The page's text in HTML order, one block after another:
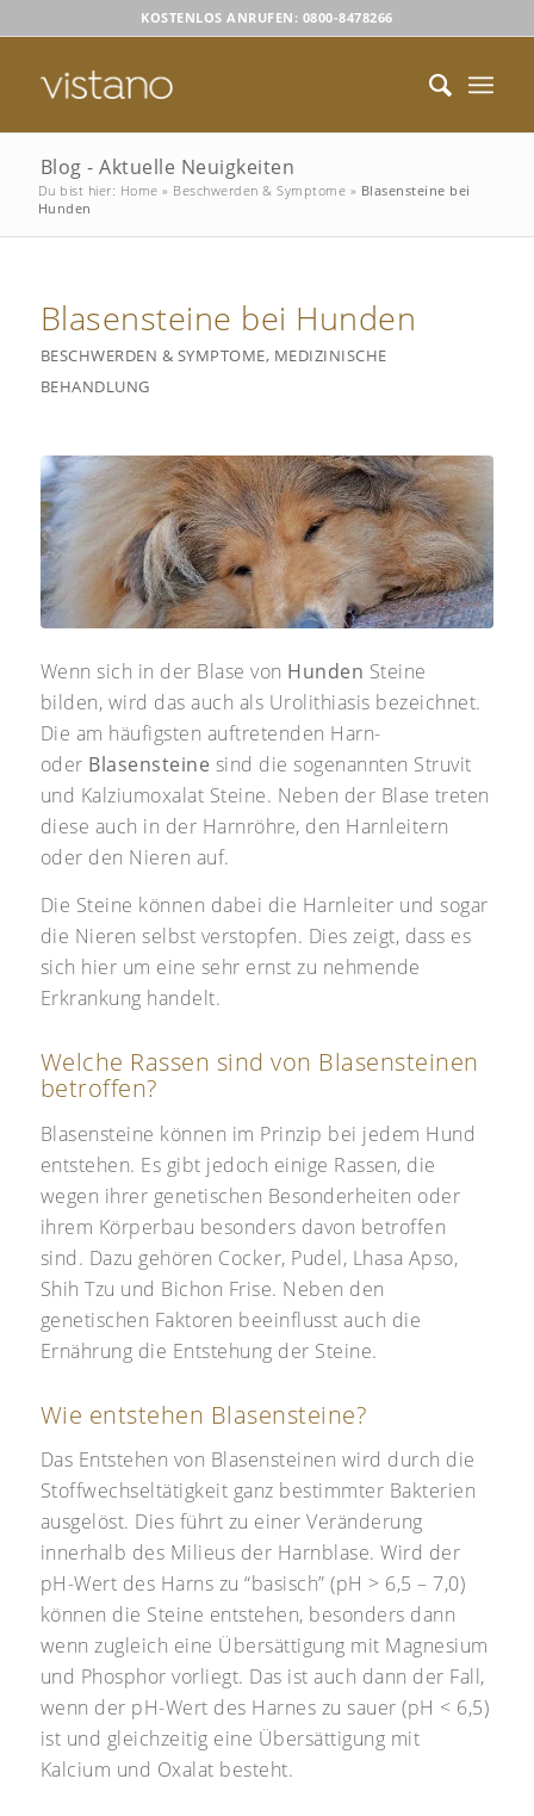
KOSTENLOS ANRUFEN: 0800-8478266
Blog - Aktuelle Neuigkeiten
Du bist hier: Home » Beschwerden & Symptome » Blasensteine bei
Hunden
Blasensteine bei Hunden
BESCHWERDEN & SYMPTOME, MEDIZINISCHE
BEHANDLUNG
Wenn sich in der Blase von Hunden Steine
bilden, wird das auch als Urolithiasis bezeichnet.
Die am häufigsten auftretenden Harn-
oder Blasensteine sind die sogenannten Struvit
und Kalziumoxalat Steine. Neben der Blase treten
diese auch in der Harnröhre, den Harnleitern
oder den Nieren auf.
Die Steine können dabei die Harnleiter und sogar
die Nieren selbst verstopfen. Dies zeigt, dass es
sich hier um eine sehr ernst zu nehmende
Erkrankung handelt.
Welche Rassen sind von Blasensteinen
betroffen?
Blasensteine können im Prinzip bei jedem Hund
entstehen. Es gibt jedoch einige Rassen, die
wegen ihrer genetischen Besonderheiten oder
ihrem Körperbau besonders davon betroffen
sind. Dazu gehören Cocker, Pudel, Lhasa Apso,
Shih Tzu und Bichon Frise. Neben den
genetischen Faktoren beeinflusst auch die
Ernährung die Entstehung der Steine.
Wie entstehen Blasensteine?
Das Entstehen von Blasensteinen wird durch die
Stoffwechseltätigkeit ganz bestimmter Bakterien
ausgelöst. Dies führt zu einer Veränderung
innerhalb des Milieus der Harnblase. Wird der
pH-Wert des Harns zu “basisch” (pH > 6,5 – 7,0)
können die Steine entstehen, besonders dann
wenn zugleich eine Übersättigung mit Magnesium
und Phosphor vorliegt. Das ist auch dann der Fall,
wenn der pH-Wert des Harnes zu sauer (pH < 6,5)
ist und gleichzeitig eine Übersättigung mit
Kalcium und Oxalat besteht.